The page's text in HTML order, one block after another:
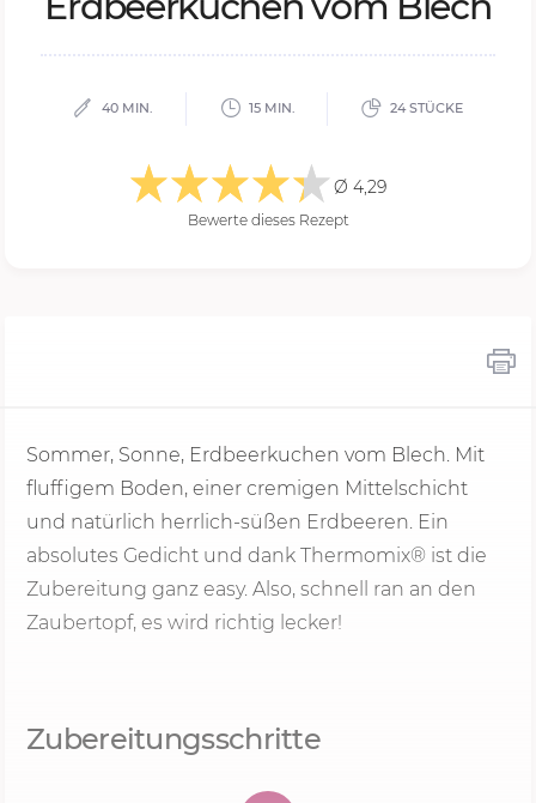
40 MIN. 15 MIN. 24 STÜCKE
Ø 4,29
Bewerte dieses Rezept
Sommer, Sonne, Erdbeerkuchen vom Blech. Mit
fluffigem Boden, einer cremigen Mittelschicht
und natürlich herrlich-süßen Erdbeeren. Ein
absolutes Gedicht und dank Thermomix® ist die
Zubereitung ganz easy. Also, schnell ran an den
Zaubertopf, es wird richtig lecker!
Zubereitungsschritte